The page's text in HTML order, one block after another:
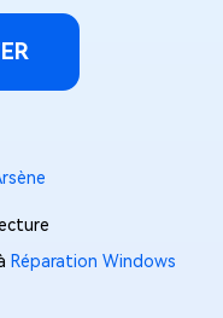
Réparation Windows